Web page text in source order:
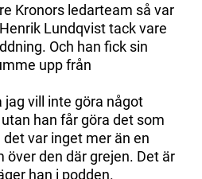
Kronors ledarteam så var
Lundqvist tack vare
Och han fick sin
upp från
jag vill inte göra något
han får göra det som
var inget mer än en
den där grejen. Det är
han i podden.